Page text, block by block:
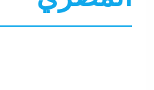
الصحة و الجمال تعليم